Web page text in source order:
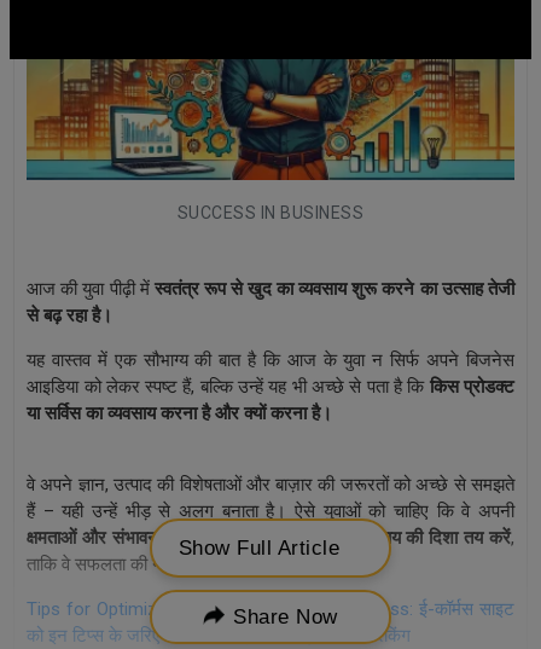
SUCCESS IN BUSINESS
आज की युवा पीढ़ी में स्वतंत्र रूप से खुद का व्यवसाय शुरू करने का उत्साह तेजी
से बढ़ रहा है।
यह वास्तव में एक सौभाग्य की बात है कि आज के युवा न सिर्फ अपने बिजनेस
आइडिया को लेकर स्पष्ट हैं, बल्कि उन्हें यह भी अच्छे से पता है कि किस प्रोडक्ट
या सर्विस का व्यवसाय करना है और क्यों करना है।
वे अपने ज्ञान, उत्पाद की विशेषताओं और बाज़ार की जरूरतों को अच्छे से समझते
हैं – यही उन्हें भीड़ से अलग बनाता है। ऐसे युवाओं को चाहिए कि वे अपनी
क्षमताओं और संभावनाओं पर फोकस करते हुए अपने व्यवसाय की दिशा तय करें,
ताकि वे सफलता की नई ऊंचाइयों को छू सकें।
Tips for Optimizing your E-Commerce Business: ई-कॉर्मस साइट
को इन टिप्स के जरिए करें ऑप्टीमाइज़ और बढ़ाएं उसकी रैंकिंग
Show Full Article
Share Now